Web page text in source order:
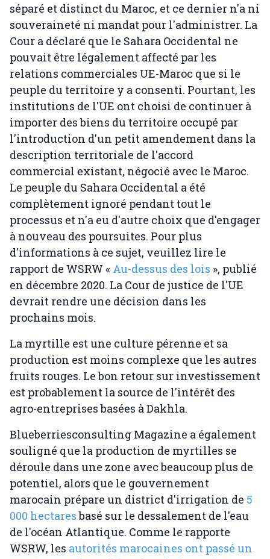
séparé et distinct du Maroc, et ce dernier n'a ni
souveraineté ni mandat pour l'administrer. La
Cour a déclaré que le Sahara Occidental ne
pouvait être légalement affecté par les
relations commerciales UE-Maroc que si le
peuple du territoire y a consenti. Pourtant, les
institutions de l'UE ont choisi de continuer à
importer des biens du territoire occupé par
l'introduction d'un petit amendement dans la
description territoriale de l'accord
commercial existant, négocié avec le Maroc.
Le peuple du Sahara Occidental a été
complètement ignoré pendant tout le
processus et n'a eu d'autre choix que d'engager
à nouveau des poursuites. Pour plus
d'informations à ce sujet, veuillez lire le
rapport de WSRW « Au-dessus des lois », publié
en décembre 2020. La Cour de justice de l'UE
devrait rendre une décision dans les
prochains mois.
La myrtille est une culture pérenne et sa
production est moins complexe que les autres
fruits rouges. Le bon retour sur investissement
est probablement la source de l'intérêt des
agro-entreprises basées à Dakhla.
Blueberriesconsulting Magazine a également
souligné que la production de myrtilles se
déroule dans une zone avec beaucoup plus de
potentiel, alors que le gouvernement
marocain prépare un district d'irrigation de 5
000 hectaresbasé sur le dessalement de l'eau
de l'océan Atlantique. Comme le rapporte
WSRW, les autorités marocaines ont passé un